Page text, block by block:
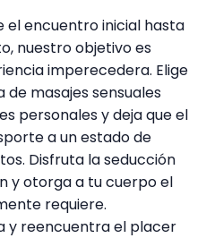
el encuentro inicial hasta
nuestro objetivo es
imperecedera. Elige
masajes sensuales
personales y deja que el
a un estado de
Disfruta la seducción
y otorga a tu cuerpo el
requiere.
y reencuentra el placer